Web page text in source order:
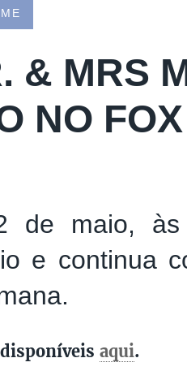
& MRS
NO
de maio, às
e continua
aqui.